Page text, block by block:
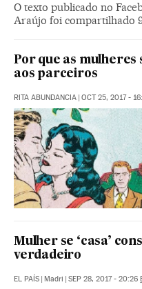
O texto publicado no
Araújo foi compartilhado
Por que as mulheres
aos parceiros
RITA ABUNDANCIA OCT 25, 2017 -
Mulher se ‘casa’
verdadeiro
EL PAÍS Madri SEP 28, 2017 - 20:26